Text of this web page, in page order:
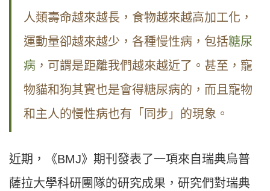
人類壽命越來越長，食物越來越高加工化，
運動量卻越來越少，各種慢性病，包括糖尿
病 ，可謂是距離我們越來越近了。甚至，寵
物貓和狗其實也是會得糖尿病的，而且寵物
和主人的慢性病也有「同步」的現象。
近期，《BMJ》期刊發表了一項來自瑞典烏普
薩拉大學科研團隊的研究成果，研究們對瑞典